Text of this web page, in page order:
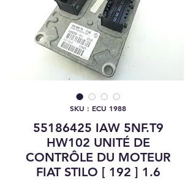
SKU : ECU 1988
55186425 IAW 5NF.T9
HW102 UNITÉ DE
CONTRÔLE DU MOTEUR
FIAT STILO [ 192 ] 1.6